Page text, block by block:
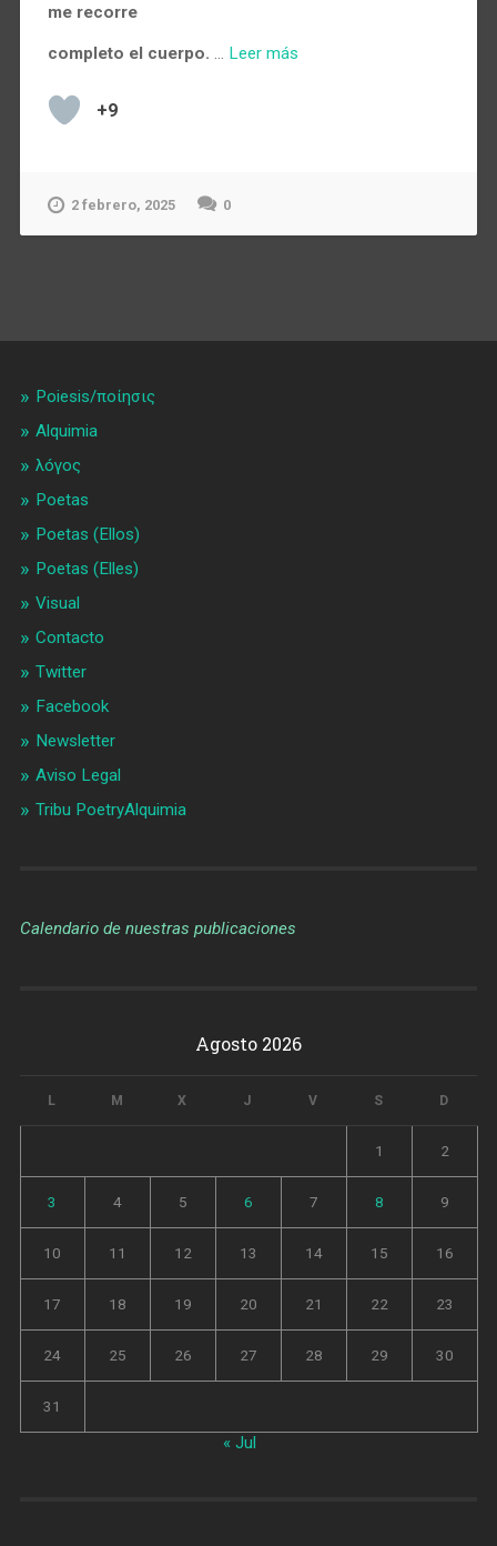
me recorre
completo el cuerpo. … Leer más
+9
2 febrero, 2025 0
Poiesis/ποίησις
Alquimia
λóγος
Poetas
Poetas (Ellos)
Poetas (Elles)
Visual
Contacto
Twitter
Facebook
Newsletter
Aviso Legal
Tribu PoetryAlquimia
Calendario de nuestras publicaciones
Agosto 2026
L M X J V S D
1 2
3 4 5 6 7 8 9
10 11 12 13 14 15 16
17 18 19 20 21 22 23
24 25 26 27 28 29 30
31
« Jul